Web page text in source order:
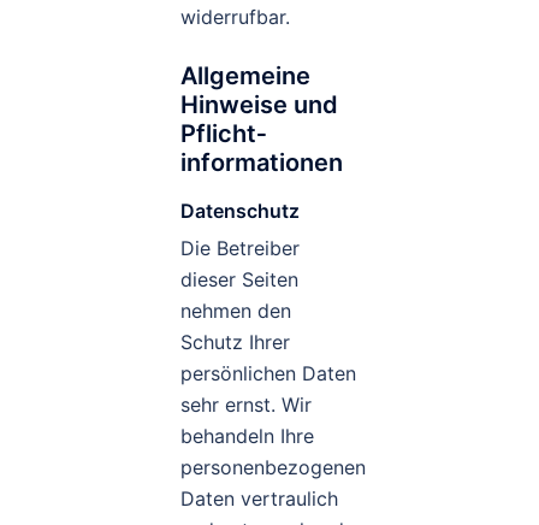
widerrufbar.
Allgemeine
Hinweise und
Pflicht­
informationen
Datenschutz
Die Betreiber
dieser Seiten
nehmen den
Schutz Ihrer
persönlichen Daten
sehr ernst. Wir
behandeln Ihre
personenbezogenen
Daten vertraulich